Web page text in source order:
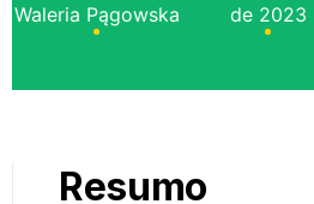
Waleria Pągowska
de 2023
Resumo